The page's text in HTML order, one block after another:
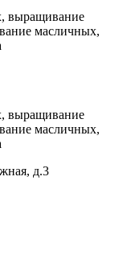
выращивание
масличных,
выращивание
масличных,
д.3